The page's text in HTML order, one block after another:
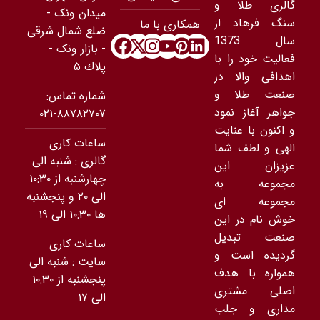
گالری طلا و
سنگ فرهاد از
سال 1373
فعالیت خود را با
اهدافی والا در
صنعت طلا و
جواهر آغاز نمود
و اکنون با عنایت
الهی و لطف شما
عزیزان این
مجموعه به
مجموعه ای
خوش نام در این
صنعت تبدیل
گردیده است و
همواره با هدف
اصلی مشتری
مداری و جلب
همکاری با ما
ميدان ونک -
ضلع شمال شرقى
- بازار ونک -
پلاك ۵
شماره تماس:
۸۸۷۸۲۷۰۷-۰۲۱
ساعات کاری
گالری : شنبه الی
چهارشنبه از ۱۰:۳۰
الی ۲۰ و پنجشنبه
ها ۱۰:۳۰ الی ۱۹
ساعات کاری
سایت : شنبه الی
پنجشنبه از ۱۰:۳۰
الی ۱۷